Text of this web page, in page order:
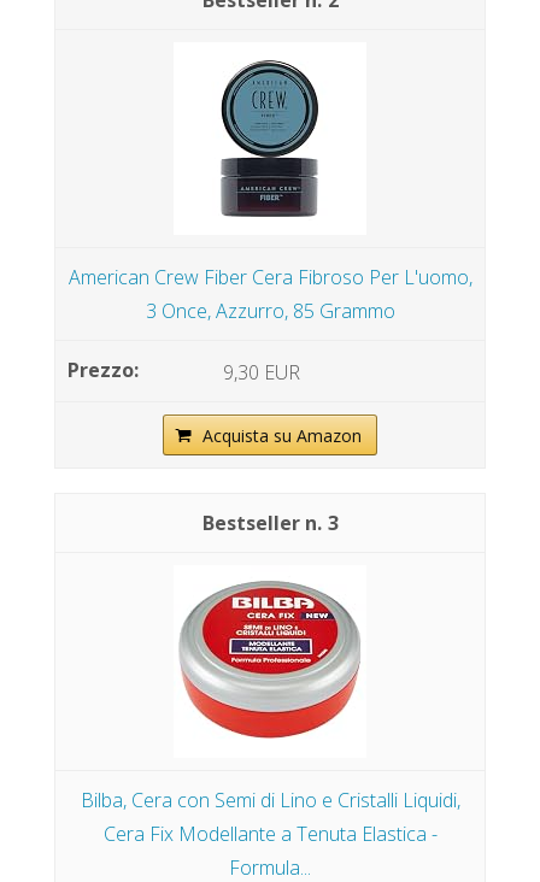
American Crew Fiber Cera Fibroso Per L'uomo,
3 Once, Azzurro, 85 Grammo
9,30 EUR
Acquista su Amazon
3
Bilba, Cera con Semi di Lino e Cristalli Liquidi,
Cera Fix Modellante a Tenuta Elastica -
Formula...